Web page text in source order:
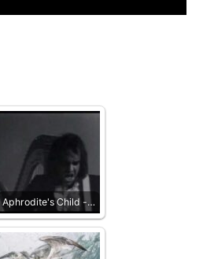
Aphrodite's Child -…